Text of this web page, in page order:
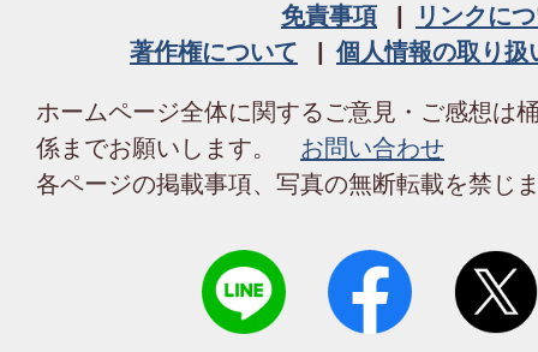
免責事項
リンクに
著作権について
個人情報の取り扱
ホームページ全体に関するご意見・ご感想は
係までお願いします。 お問い合わせ
各ページの掲載事項、写真の無断転載を禁じ